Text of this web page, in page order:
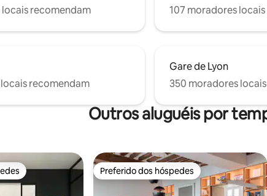
recomendam
107 moradores
recomendam
Gare de Lyon
350 moradores
Outros aluguéis por
dos hóspedes Preferido dos hóspedes
Preferido dos hóspedes